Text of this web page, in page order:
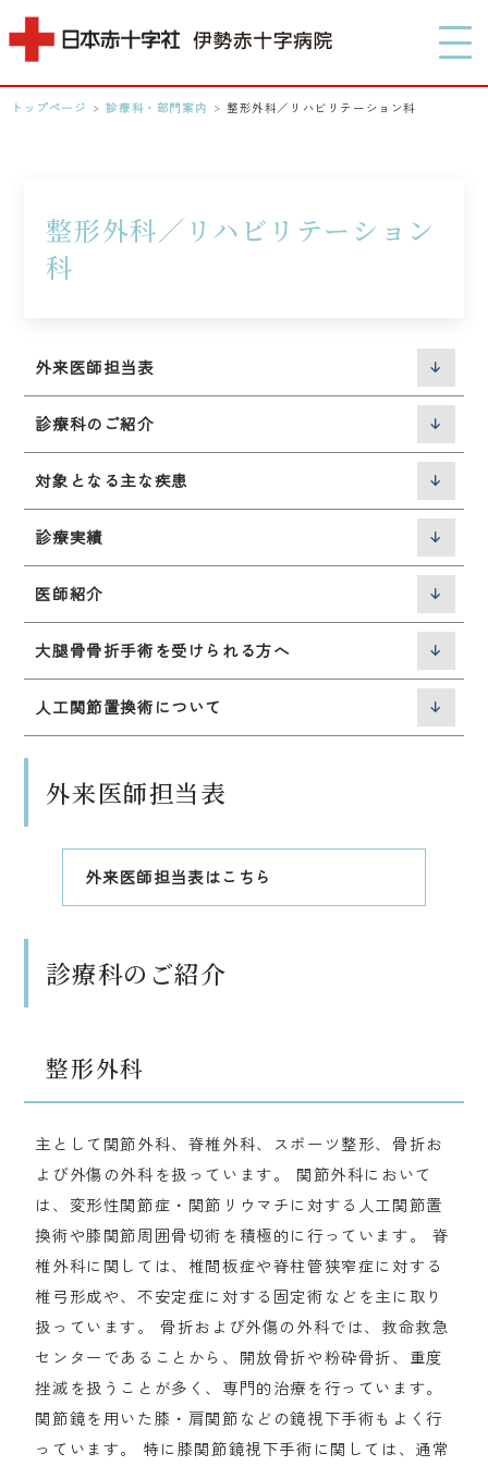
MENU
0596-28-2171
検索する
トップページ >診療科・部門案内 > 整形外科／リハビリテーション科
整形外科／リハビリテーション
科
外来医師担当表
診療科のご紹介
対象となる主な疾患
診療実績
医師紹介
大腿骨骨折手術を受けられる方へ
人工関節置換術について
外来医師担当表
外来医師担当表はこちら
診療科のご紹介
整形外科
主として関節外科、脊椎外科、スポーツ整形、骨折お
よび外傷の外科を扱っています。 関節外科において
は、変形性関節症・関節リウマチに対する人工関節置
換術や膝関節周囲骨切術を積極的に行っています。 脊
椎外科に関しては、椎間板症や脊柱管狭窄症に対する
椎弓形成や、不安定症に対する固定術などを主に取り
扱っています。 骨折および外傷の外科では、救命救急
センターであることから、開放骨折や粉砕骨折、重度
挫滅を扱うことが多く、専門的治療を行っています。
関節鏡を用いた膝・肩関節などの鏡視下手術もよく行
っています。 特に膝関節鏡視下手術に関しては、通常